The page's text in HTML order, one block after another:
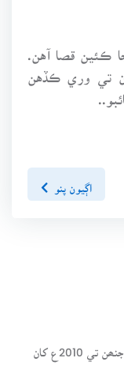
ڪئين قصا آهن.
تي وري ڪڏهن
اڳيون پنو
سنڌسلامت ڪتاب گهر ھڪ آن لائين لائبريري آھي، جنھن تي 2010ع کان